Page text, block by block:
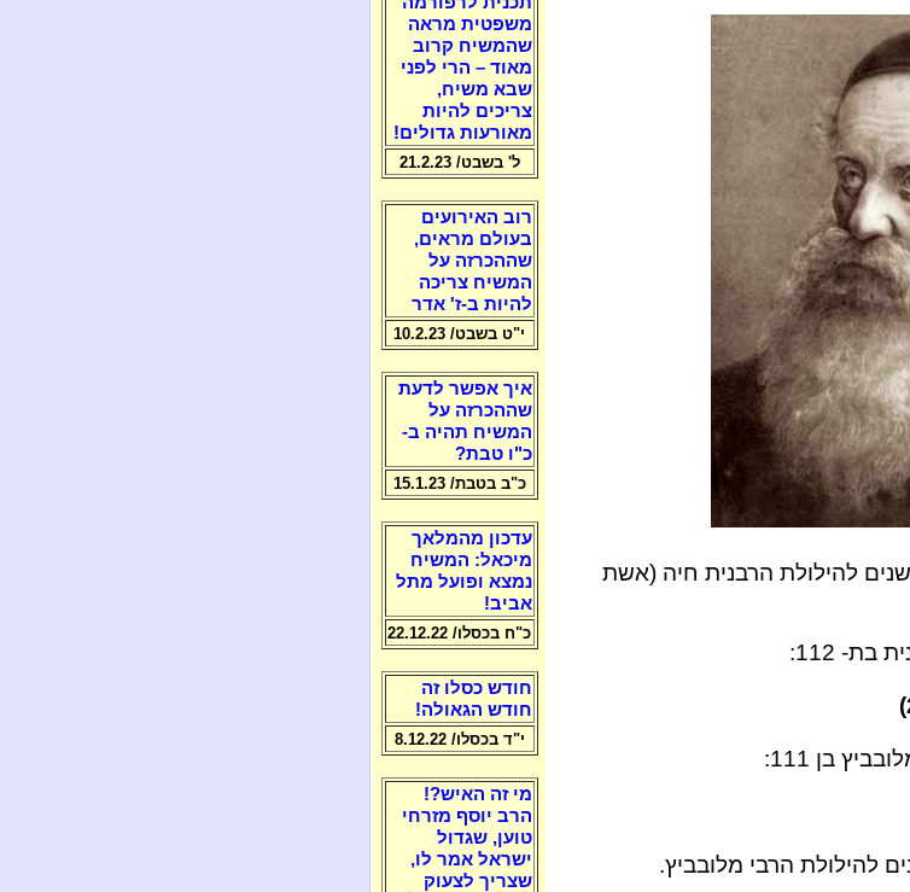
ה'תשע"ג ימלאו 25 שנים להילולת הרבנית חיה (אשת
112:
בן 111:
משפטית מראה
שהמשיח קרוב
מאוד – הרי לפני
שבא משיח,
צריכים להיות
מאורעות גדולים!
ל' בשבט/ 21.2.23
רוב האירועים
בעולם מראים,
שההכרזה על
המשיח צריכה
להיות ב-ז' אדר
י"ט בשבט/ 10.2.23
איך אפשר לדעת
שההכרזה על
המשיח תהיה ב-
כ"ו טבת?
כ"ב בטבת/ 15.1.23
עדכון מהמלאך
מיכאל: המשיח
נמצא ופועל מתל
אביב!
כ"ח בכסלו/ 22.12.22
חודש כסלו זה
חודש הגאולה!
י"ד בכסלו/ 8.12.22
מי זה האיש?!
הרב יוסף מזרחי
טוען, שגדול
ישראל אמר לו,
שצריך לצעוק